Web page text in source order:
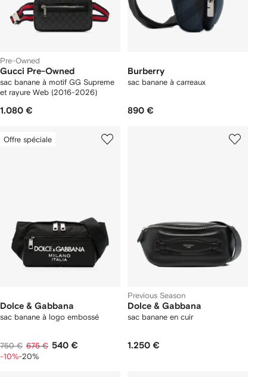
Pre-Owned
Gucci Pre-Owned
sac banane à motif GG Supreme
et rayure Web (2016-2026)
1.080 €
Burberry
sac banane à carreaux
890 €
Offre spéciale
Dolce & Gabbana
sac banane à logo embossé
750 € 675 € 540 €
-10%-20%
Previous Season
Dolce & Gabbana
sac banane en cuir
1.250 €